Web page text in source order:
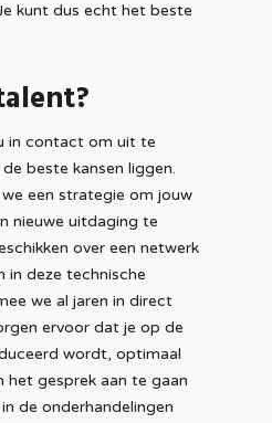
kunt dus echt het beste
in contact om uit te
beste kansen liggen.
een strategie om jouw
nieuwe uitdaging te
over een netwerk
in deze technische
we al jaren in direct
ervoor dat je op de
wordt, optimaal
gesprek aan te gaan
de onderhandelingen